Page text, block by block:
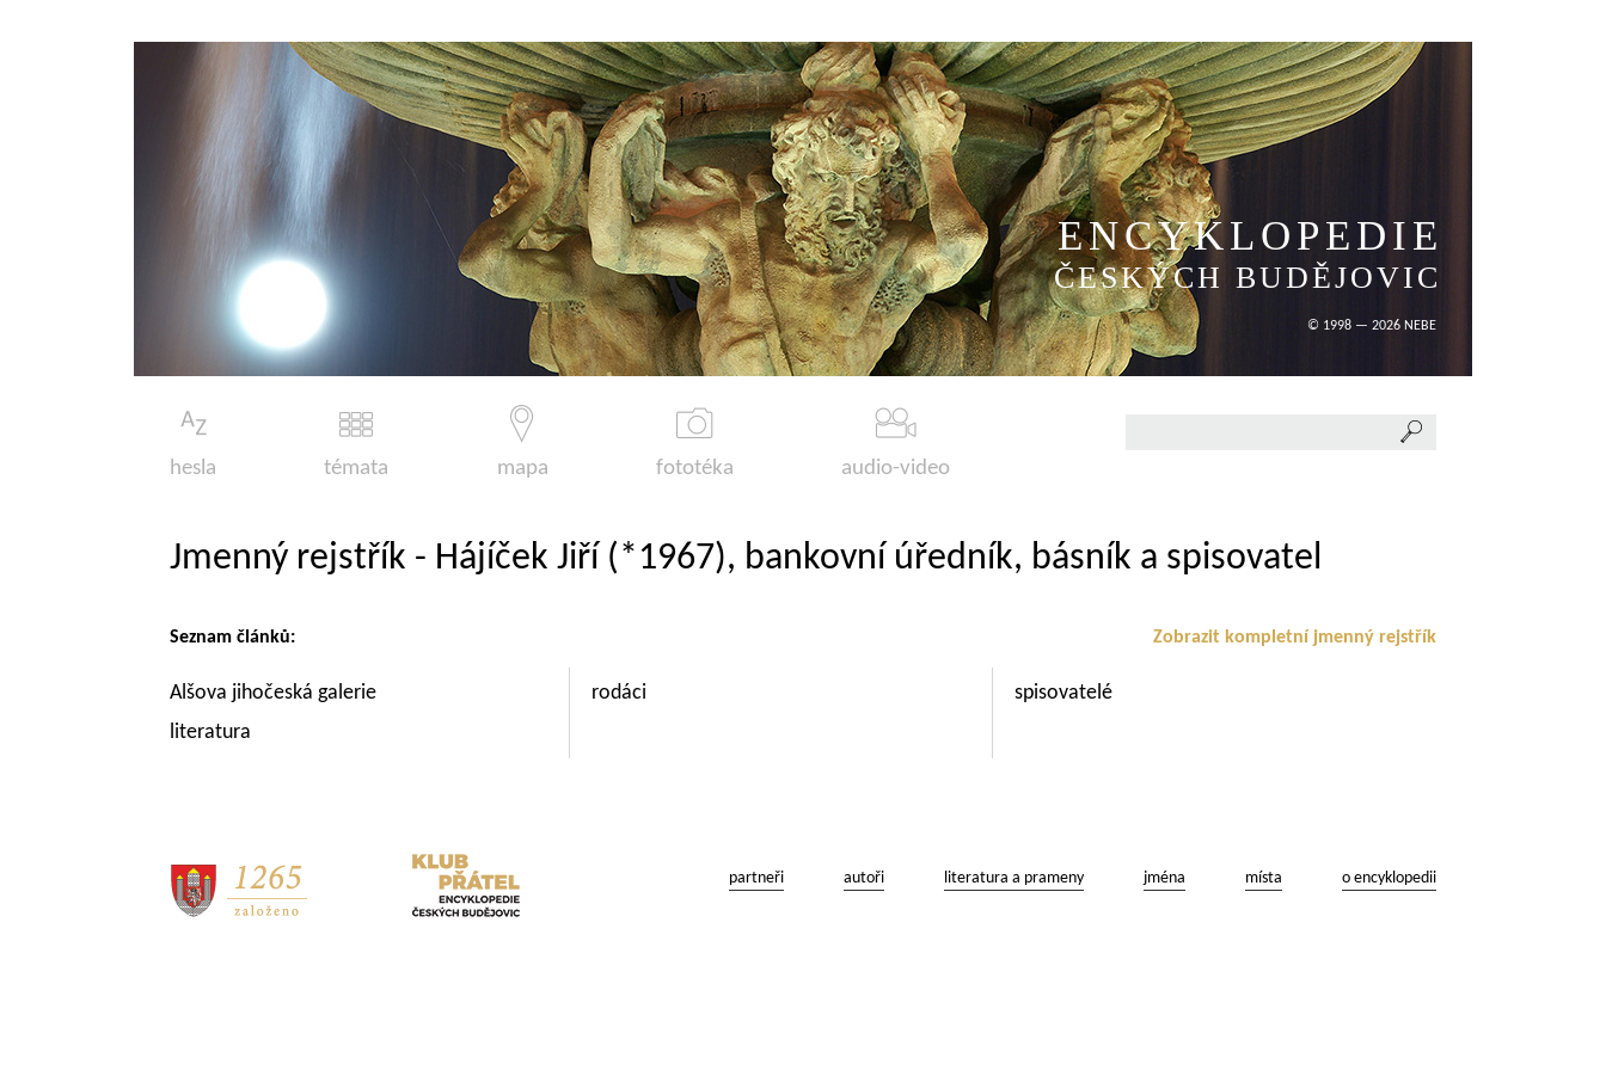
ENCYKLOPEDIE
ČESKÝCH BUDĚJOVIC
© 1998 — 2026 NEBE
hesla témata mapa fototéka audio-video
Jmenný rejstřík - Hájíček Jiří (*1967), bankovní úředník, básník a spisovatel
Zobrazit kompletní jmenný rejstřík
Seznam článků:
Alšova jihočeská galerie
literatura
rodáci spisovatelé
partneři autoři literatura a prameny jména místa o encyklopedii